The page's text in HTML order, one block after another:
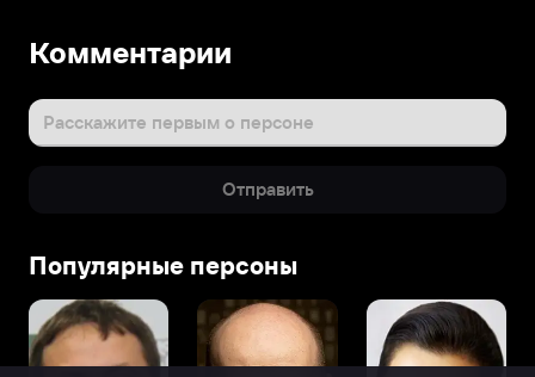
Комментарии
Расскажите первым о персоне
Отправить
Популярные персоны